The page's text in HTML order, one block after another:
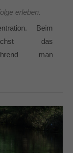
erleben.
Beim
das
man